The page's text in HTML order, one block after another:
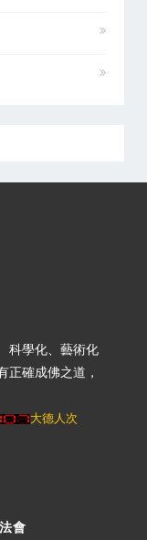
科學化、藝術化
正確成佛之道，
大德人次
會